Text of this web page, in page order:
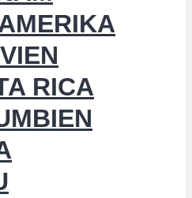
RICA